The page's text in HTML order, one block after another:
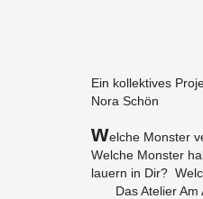
Ein kol­lek­ti­ves
Nora Schön
Wel­che Mons­ter
Wel­che Mons­ter
lau­ern in Dir?
Das Ate­lier